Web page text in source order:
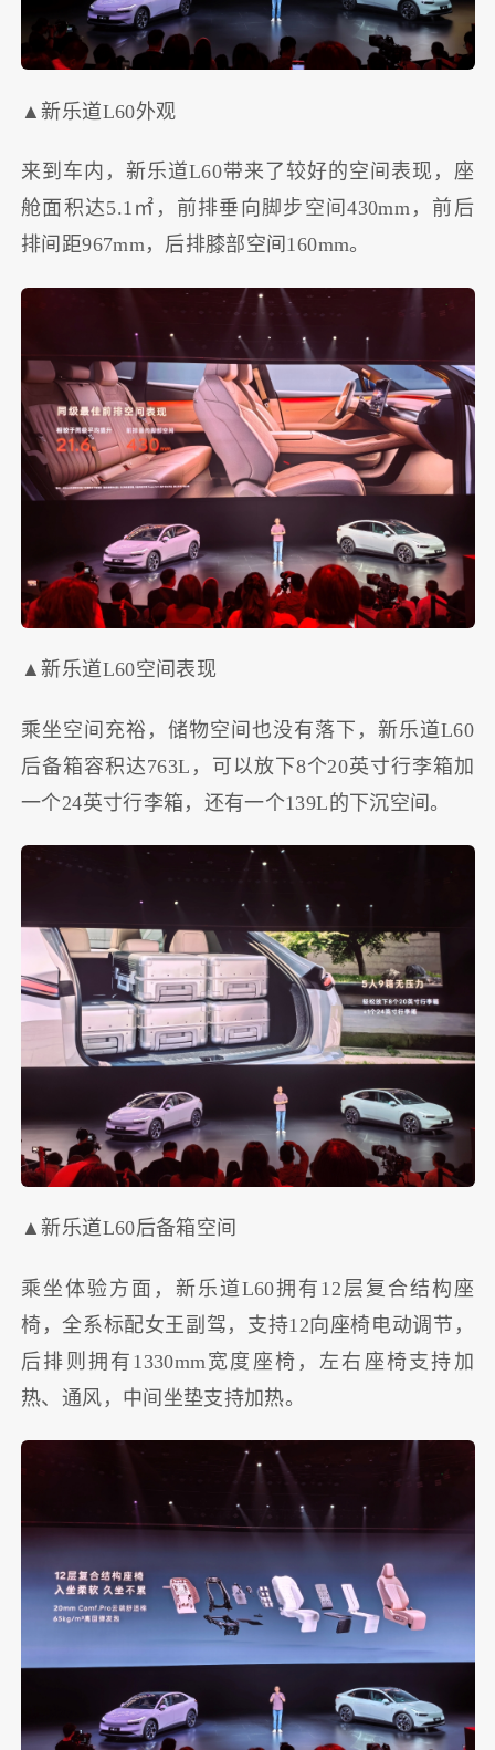
▲新乐道L60外观
来到车内，新乐道L60带来了较好的空间表现，座
舱面积达5.1㎡，前排垂向脚步空间430mm，前后
排间距967mm，后排膝部空间160mm。
▲新乐道L60空间表现
乘坐空间充裕，储物空间也没有落下，新乐道L60
后备箱容积达763L，可以放下8个20英寸行李箱加
一个24英寸行李箱，还有一个139L的下沉空间。
▲新乐道L60后备箱空间
乘坐体验方面，新乐道L60拥有12层复合结构座
椅，全系标配女王副驾，支持12向座椅电动调节，
后排则拥有1330mm宽度座椅，左右座椅支持加
热、通风，中间坐垫支持加热。